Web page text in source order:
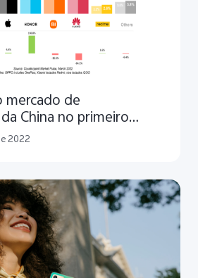
de
China no primeiro
de acordo com a
2022